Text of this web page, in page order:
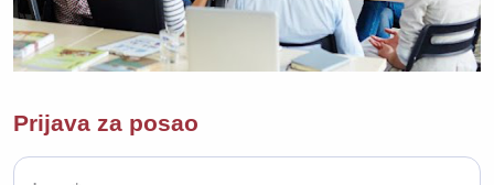
Prijava za posao